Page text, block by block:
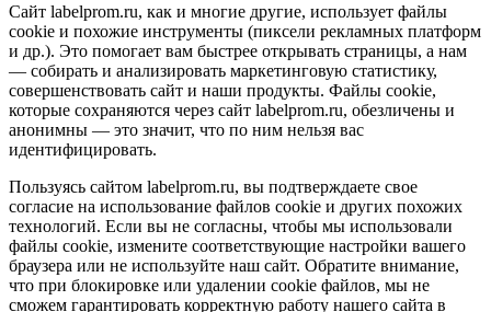
Сайт labelprom.ru, как и многие другие, использует файлы
cookie и похожие инструменты (пиксели рекламных платформ
и др.). Это помогает вам быстрее открывать страницы, а нам
— собирать и анализировать маркетинговую статистику,
совершенствовать сайт и наши продукты. Файлы сookie,
которые сохраняются через сайт labelprom.ru, обезличены и
анонимны — это значит, что по ним нельзя вас
идентифицировать.
Пользуясь сайтом labelprom.ru, вы подтверждаете свое
согласие на использование файлов cookie и других похожих
технологий. Если вы не согласны, чтобы мы использовали
файлы cookie, измените соответствующие настройки вашего
браузера или не используйте наш сайт. Обратите внимание,
что при блокировке или удалении cookie файлов, мы не
сможем гарантировать корректную работу нашего сайта в